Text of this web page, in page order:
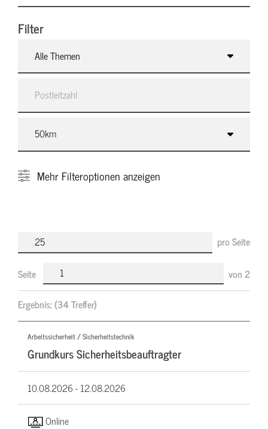
Filter
Alle Themen
Mehr Filteroptionen anzeigen
pro Seite
Seite von2
Ergebnis:(34 Treffer)
Arbeitssicherheit / Sicherheitstechnik
Grundkurs Sicherheitsbeauftragter
10.08.2026 -12.08.2026
Online